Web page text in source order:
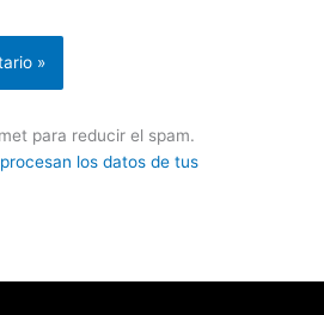
para reducir el spam.
los datos de tus